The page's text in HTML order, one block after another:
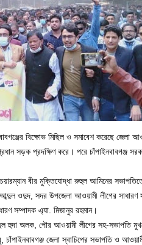
বিক্ষোভ মিছিল ও সমাবেশ করেছে জেলা
সড়ক প্রদক্ষিণ করে। পরে চাঁপাইনবাবগঞ্জ
বীর মুক্তিযোদ্ধা রুহুল আমিনের
ওদুদ, সদর উপজেলা আওয়ামী লীগের
সম্পাদক এ্যা. মিজানুর রহমান।
হুদা অলক, পৌর আওয়ামী লীগের সহ-সভাপতি
জেলা স্বাচিপের সভাপতি ও